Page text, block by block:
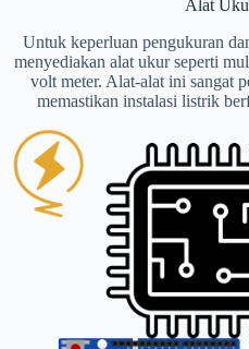
Alat
Untuk keperluan pengukuran
menyediakan alat ukur seperti
volt meter. Alat-alat ini sangat
memastikan instalasi listrik